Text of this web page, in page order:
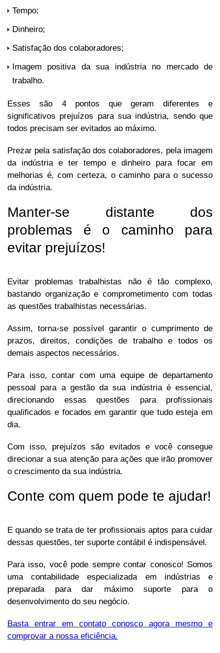
Tempo;
Dinheiro;
Satisfação dos colaboradores;
Imagem positiva da sua indústria no mercado de
trabalho.
Esses são 4 pontos que geram diferentes e
significativos prejuízos para sua indústria, sendo que
todos precisam ser evitados ao máximo.
Prezar pela satisfação dos colaboradores, pela imagem
da indústria e ter tempo e dinheiro para focar em
melhorias é, com certeza, o caminho para o sucesso
da indústria.
Manter-se distante dos
problemas é o caminho para
evitar prejuízos!
Evitar problemas trabalhistas não é tão complexo,
bastando organização e comprometimento com todas
as questões trabalhistas necessárias.
Assim, torna-se possível garantir o cumprimento de
prazos, direitos, condições de trabalho e todos os
demais aspectos necessários.
Para isso, contar com uma equipe de departamento
pessoal para a gestão da sua indústria é essencial,
direcionando essas questões para profissionais
qualificados e focados em garantir que tudo esteja em
dia.
Com isso, prejuízos são evitados e você consegue
direcionar a sua atenção para ações que irão promover
o crescimento da sua indústria.
Conte com quem pode te ajudar!
E quando se trata de ter profissionais aptos para cuidar
dessas questões, ter suporte contábil é indispensável.
Para isso, você pode sempre contar conosco! Somos
uma contabilidade especializada em indústrias e
preparada para dar máximo suporte para o
desenvolvimento do seu negócio.
Basta entrar em contato conosco agora mesmo e
comprovar a nossa eficiência.